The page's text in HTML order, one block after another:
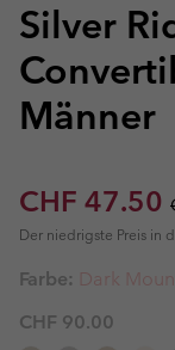
Silver
Männer
Sale price:
CHF 47.50
Der niedrigste Preis in
Farbe: Dark
CHF 90.00